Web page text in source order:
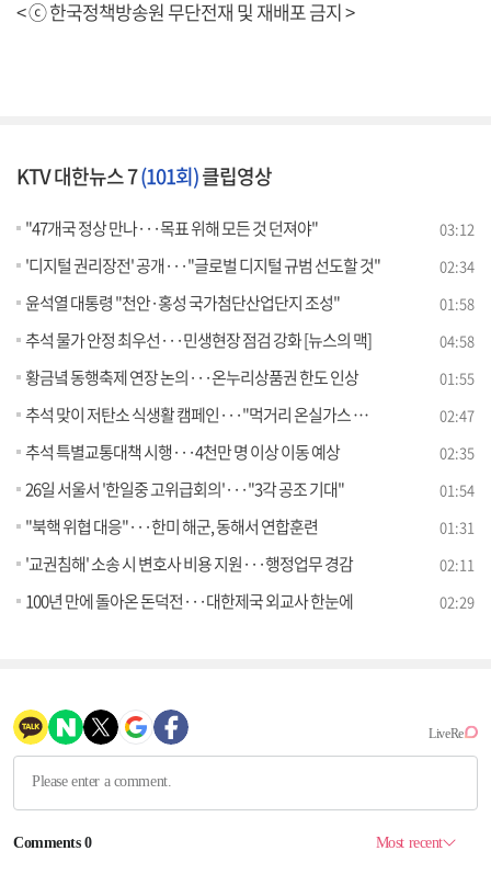
< ⓒ 한국정책방송원 무단전재 및 재배포 금지 >
KTV 대한뉴스 7(101회)클립영상
"47개국 정상 만나···목표 위해 모든 것 던져야" 03:12
'디지털 권리장전' 공개···"글로벌 디지털 규범 선도할 것" 02:34
윤석열 대통령 "천안·홍성 국가첨단산업단지 조성" 01:58
추석 물가 안정 최우선···민생현장 점검 강화 [뉴스의 맥] 04:58
황금녘 동행축제 연장 논의···온누리상품권 한도 인상 01:55
추석 맞이 저탄소 식생활 캠페인···"먹거리 온실가스 감축" [정책현장+] 02:47
추석 특별교통대책 시행···4천만 명 이상 이동 예상 02:35
26일 서울서 '한일중 고위급회의'···"3각 공조 기대" 01:54
"북핵 위협 대응"···한미 해군, 동해서 연합훈련 01:31
'교권침해' 소송 시 변호사 비용 지원···행정업무 경감 02:11
100년 만에 돌아온 돈덕전···대한제국 외교사 한눈에 02:29